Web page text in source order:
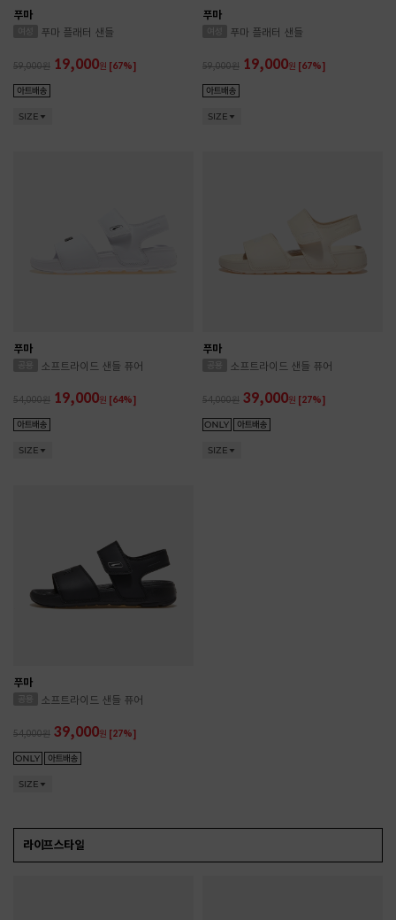
푸마
푸마 플래터 샌들
59,000 19,000원 [67%]
SIZE
푸마
푸마 플래터 샌들
59,000 19,000원 [67%]
SIZE
푸마
소프트라이드 샌들 퓨어
54,000 19,000원 [64%]
SIZE
푸마
소프트라이드 샌들 퓨어
54,000 39,000원 [27%]
SIZE
푸마
소프트라이드 샌들 퓨어
54,000 39,000원 [27%]
SIZE
라이프스타일